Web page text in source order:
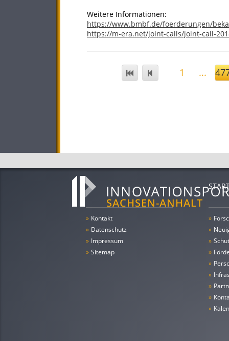
Weitere Informationen:
https://www.bmbf.de/foerderungen/
https://m-era.net/joint-calls/joint-call-
1 ...
» Kontakt
» Datenschutz
» Impressum
» Sitemap
»
»
»
»
»
»
»
»
»